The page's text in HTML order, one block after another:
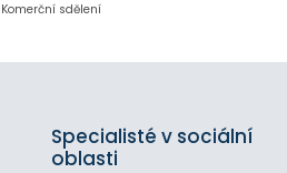
Komerční sdělení
Specialisté v sociální
oblasti